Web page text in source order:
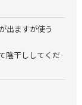
出ますが使う
陰干ししてくだ